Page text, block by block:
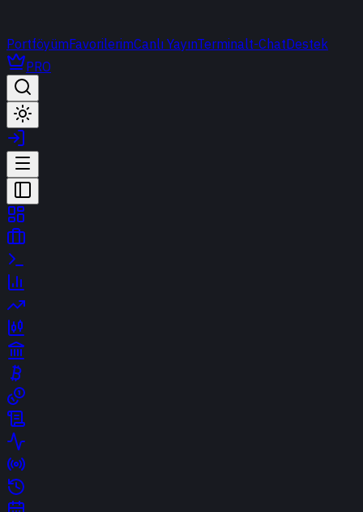
PortföyümFavorilerimCanlı YayınTerminalt-ChatDestek
PRO